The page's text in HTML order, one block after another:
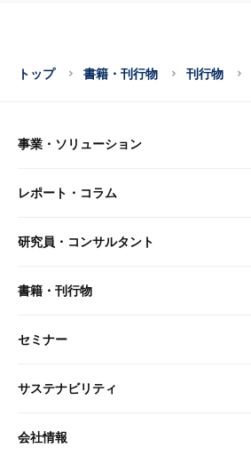
トップ 書籍・刊行物 刊行物
事業・ソリューション
事業・ソリューション トップ
リサーチ
レポート・コラム
レポート・コラム トップ
最新のレポート・コラム
研究員・コンサルタント
研究員・コンサルタント トップ
研究員
書籍・刊行物
書籍・刊行物 トップ
書籍
セミナー
セミナー トップ
現在受付中のセミナー・イベント
サステナビリティ
サステナビリティの取り組み
会社情報